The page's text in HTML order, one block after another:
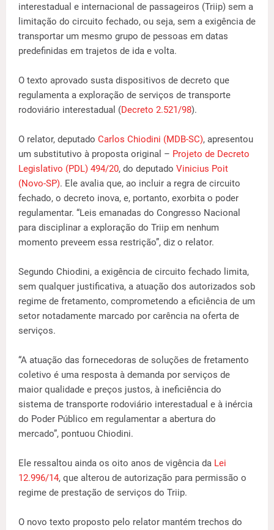
interestadual e internacional de passageiros (Triip) sem a
limitação do circuito fechado, ou seja, sem a exigência de
transportar um mesmo grupo de pessoas em datas
predefinidas em trajetos de ida e volta.
O texto aprovado susta dispositivos de decreto que
regulamenta a exploração de serviços de transporte
rodoviário interestadual (Decreto 2.521/98).
O relator, deputado Carlos Chiodini (MDB-SC), apresentou
um substitutivo à proposta original – Projeto de Decreto
Legislativo (PDL) 494/20, do deputado Vinicius Poit
(Novo-SP). Ele avalia que, ao incluir a regra de circuito
fechado, o decreto inova, e, portanto, exorbita o poder
regulamentar. “Leis emanadas do Congresso Nacional
para disciplinar a exploração do Triip em nenhum
momento preveem essa restrição”, diz o relator.
Segundo Chiodini, a exigência de circuito fechado limita,
sem qualquer justificativa, a atuação dos autorizados sob
regime de fretamento, comprometendo a eficiência de um
setor notadamente marcado por carência na oferta de
serviços.
“A atuação das fornecedoras de soluções de fretamento
coletivo é uma resposta à demanda por serviços de
maior qualidade e preços justos, à ineficiência do
sistema de transporte rodoviário interestadual e à inércia
do Poder Público em regulamentar a abertura do
mercado”, pontuou Chiodini.
Ele ressaltou ainda os oito anos de vigência da Lei
12.996/14, que alterou de autorização para permissão o
regime de prestação de serviços do Triip.
O novo texto proposto pelo relator mantém trechos do